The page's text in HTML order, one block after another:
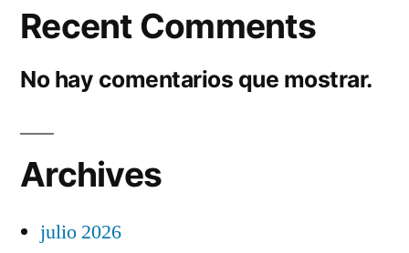
Recent Comments
No hay comentarios que mostrar.
Archives
julio 2026